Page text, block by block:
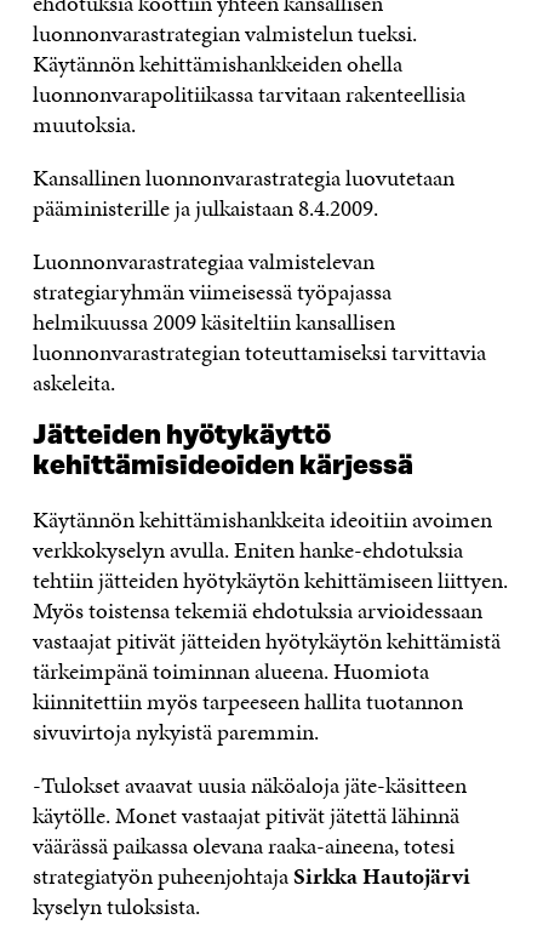
luonnonvarastrategian valmistelun tueksi.
Käytännön kehittämishankkeiden ohella
luonnonvarapolitiikassa tarvitaan rakenteellisia
muutoksia.
Kansallinen luonnonvarastrategia luovutetaan
pääministerille ja julkaistaan 8.4.2009.
Luonnonvarastrategiaa valmistelevan
strategiaryhmän viimeisessä työpajassa
helmikuussa 2009 käsiteltiin kansallisen
luonnonvarastrategian toteuttamiseksi tarvittavia
askeleita.
Jätteiden hyötykäyttö
kehittämisideoiden kärjessä
Käytännön kehittämishankkeita ideoitiin avoimen
verkkokyselyn avulla. Eniten hanke-ehdotuksia
tehtiin jätteiden hyötykäytön kehittämiseen liittyen.
Myös toistensa tekemiä ehdotuksia arvioidessaan
vastaajat pitivät jätteiden hyötykäytön kehittämistä
tärkeimpänä toiminnan alueena. Huomiota
kiinnitettiin myös tarpeeseen hallita tuotannon
sivuvirtoja nykyistä paremmin.
-Tulokset avaavat uusia näköaloja jäte-käsitteen
käytölle. Monet vastaajat pitivät jätettä lähinnä
väärässä paikassa olevana raaka-aineena, totesi
strategiatyön puheenjohtajaSirkka Hautojärvi
kyselyn tuloksista.